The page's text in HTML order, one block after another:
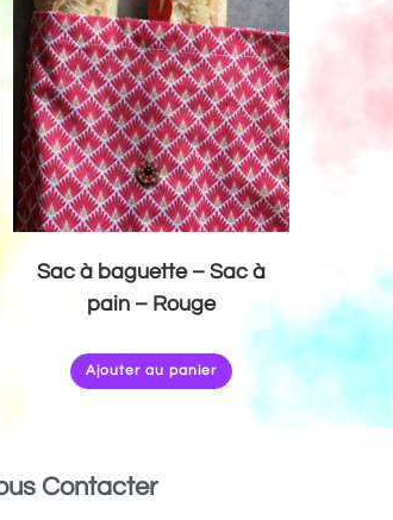
Sac à baguette – Sac à
pain – Rouge
Ajouter au panier
Contacter